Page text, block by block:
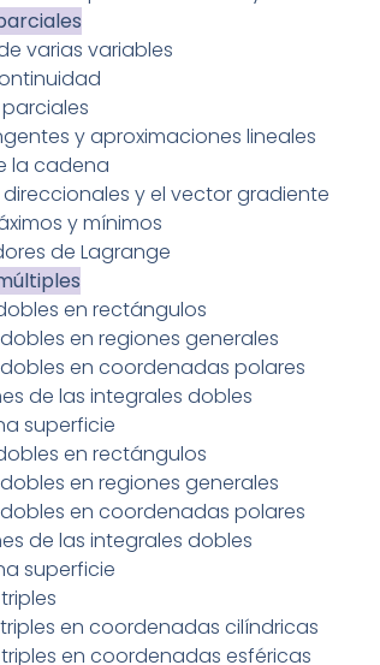
varias variables
parciales
y aproximaciones lineales
la cadena
direccionales y el vector gradiente
y mínimos
de Lagrange
en rectángulos
dobles en regiones generales
dobles en coordenadas polares
de las integrales dobles
superficie
en rectángulos
dobles en regiones generales
dobles en coordenadas polares
de las integrales dobles
superficie
triples en coordenadas cilíndricas
triples en coordenadas esféricas